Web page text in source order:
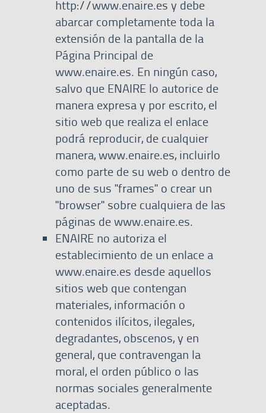
http://www.enaire.es y debe
abarcar completamente toda la
extensión de la pantalla de la
Página Principal de
www.enaire.es. En ningún caso,
salvo que ENAIRE lo autorice de
manera expresa y por escrito, el
sitio web que realiza el enlace
podrá reproducir, de cualquier
manera, www.enaire.es, incluirlo
como parte de su web o dentro de
uno de sus "frames" o crear un
"browser" sobre cualquiera de las
páginas de www.enaire.es.
ENAIRE no autoriza el
establecimiento de un enlace a
www.enaire.es desde aquellos
sitios web que contengan
materiales, información o
contenidos ilícitos, ilegales,
degradantes, obscenos, y en
general, que contravengan la
moral, el orden público o las
normas sociales generalmente
aceptadas.